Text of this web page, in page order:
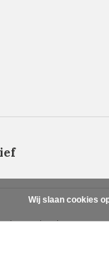
- Theme By
Wij slaan cookies